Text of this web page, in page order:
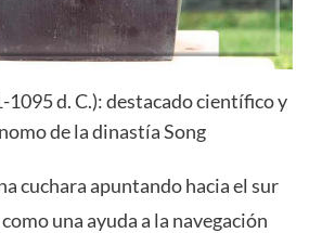
1095 d. C.): destacado científico y
de la dinastía Song
cuchara apuntando hacia el sur
una ayuda a la navegación